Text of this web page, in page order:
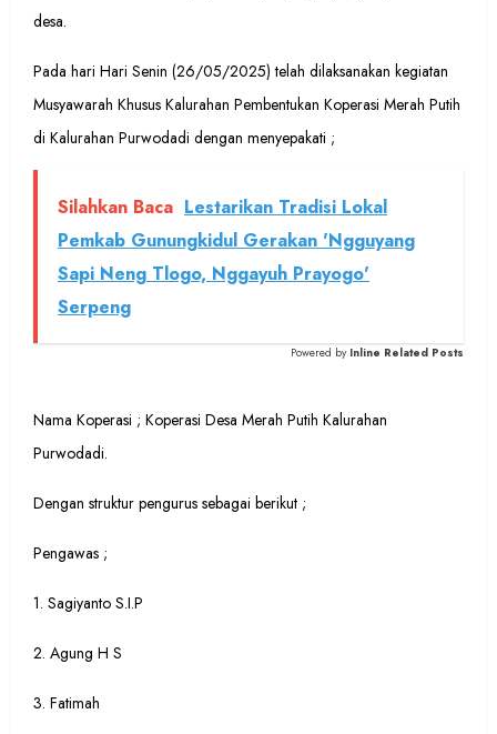
desa.
Pada hari Hari Senin (26/05/2025) telah dilaksanakan kegiatan
Musyawarah Khusus Kalurahan Pembentukan Koperasi Merah Putih
di Kalurahan Purwodadi dengan menyepakati ;
Silahkan Baca Lestarikan Tradisi Lokal
Pemkab Gunungkidul Gerakan 'Ngguyang
Sapi Neng Tlogo, Nggayuh Prayogo'
Serpeng
Powered by Inline Related Posts
Nama Koperasi ; Koperasi Desa Merah Putih Kalurahan
Purwodadi.
Dengan struktur pengurus sebagai berikut ;
Pengawas ;
1. Sagiyanto S.I.P
2. ⁠Agung H S
3. ⁠Fatimah